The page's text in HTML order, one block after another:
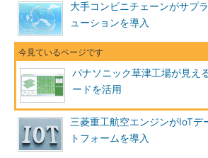
大手コンビニチェーンがサプ
ューションを導入
パナソニック草津工場が見え
ードを活用
三菱重工航空エンジンがIoTデ
トフォームを導入